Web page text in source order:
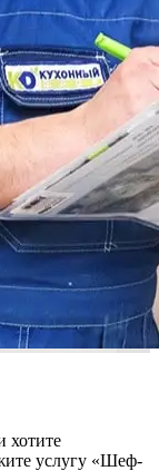
хотите
услугу «Шеф-